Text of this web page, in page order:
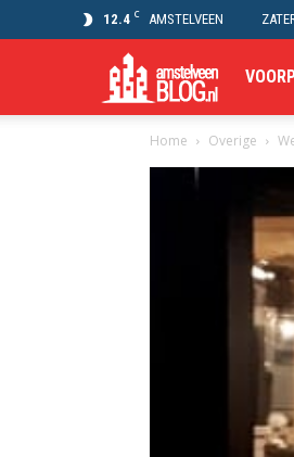
12.4 C AMSTELVEEN
Blog
Home Overige